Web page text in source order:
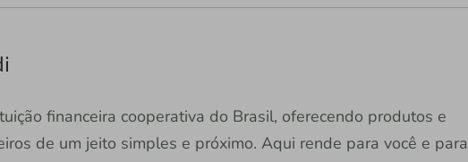
financeira cooperativa do Brasil, oferecendo produtos e
de um jeito simples e próximo. Aqui rende para você e para